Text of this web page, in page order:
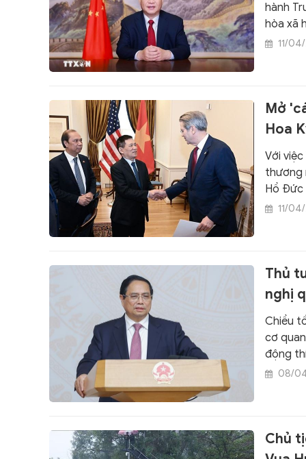
hành
hòa xã
Trung
11/
Mở
Hoa
Với
thương
Hồ Đức
đặc11/
Thủ
nghị
Chiều
cơ
động
08/
Chủ